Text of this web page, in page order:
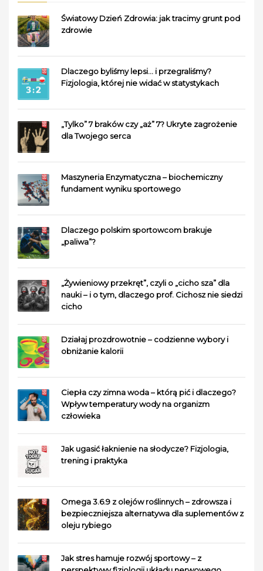
Światowy Dzień Zdrowia: jak tracimy grunt pod
zdrowie
Dlaczego byliśmy lepsi… i przegraliśmy?
Fizjologia, której nie widać w statystykach
„Tylko” 7 braków czy „aż” 7? Ukryte zagrożenie
dla Twojego serca
Maszyneria Enzymatyczna – biochemiczny
fundament wyniku sportowego
Dlaczego polskim sportowcom brakuje
„paliwa”?
„Żywieniowy przekręt”, czyli o „cicho sza” dla
nauki – i o tym, dlaczego prof. Cichosz nie siedzi
cicho
Działaj prozdrowotnie – codzienne wybory i
obniżanie kalorii
Ciepła czy zimna woda – którą pić i dlaczego?
Wpływ temperatury wody na organizm
człowieka
Jak ugasić łaknienie na słodycze? Fizjologia,
trening i praktyka
Omega 3.6.9 z olejów roślinnych – zdrowsza i
bezpieczniejsza alternatywa dla suplementów z
oleju rybiego
Jak stres hamuje rozwój sportowy – z